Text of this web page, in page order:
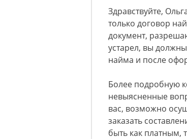
Здравствуйте,
только договор
документ,
устарел, вы
найма и после
Более подробную
невыясненные
вас, возможно
заказать
быть как платным,